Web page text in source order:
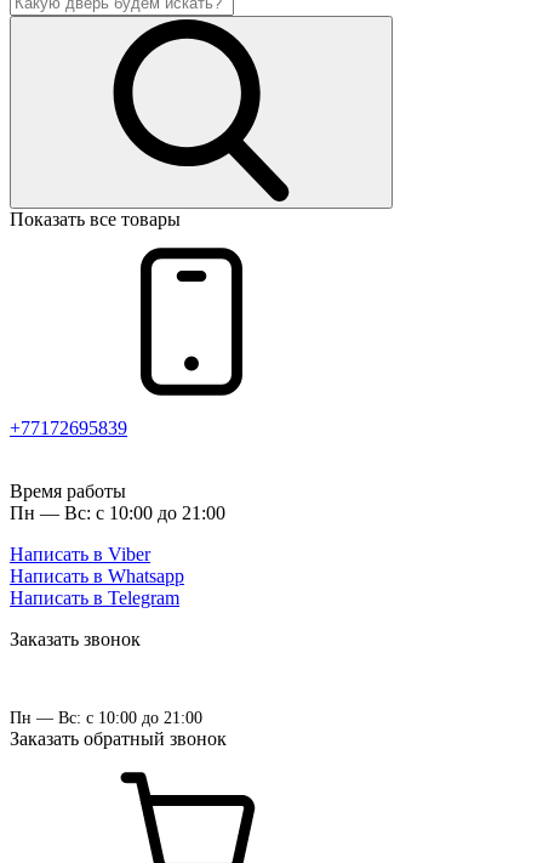
Показать все товары
+77172695839
Время работы
Пн — Вс: с 10:00 до 21:00
Написать в Viber
Написать в Whatsapp
Написать в Telegram
Заказать звонок
Пн — Вс: с 10:00 до 21:00
Заказать обратный звонок